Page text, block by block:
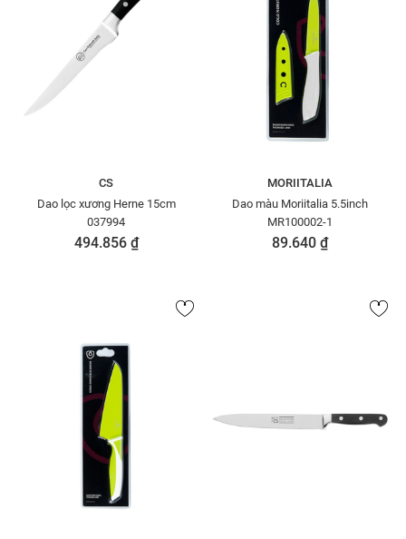
CS
Dao lọc xương Herne 15cm
037994
494.856 ₫
MORIITALIA
Dao màu Moriitalia 5.5inch
MR100002-1
89.640 ₫